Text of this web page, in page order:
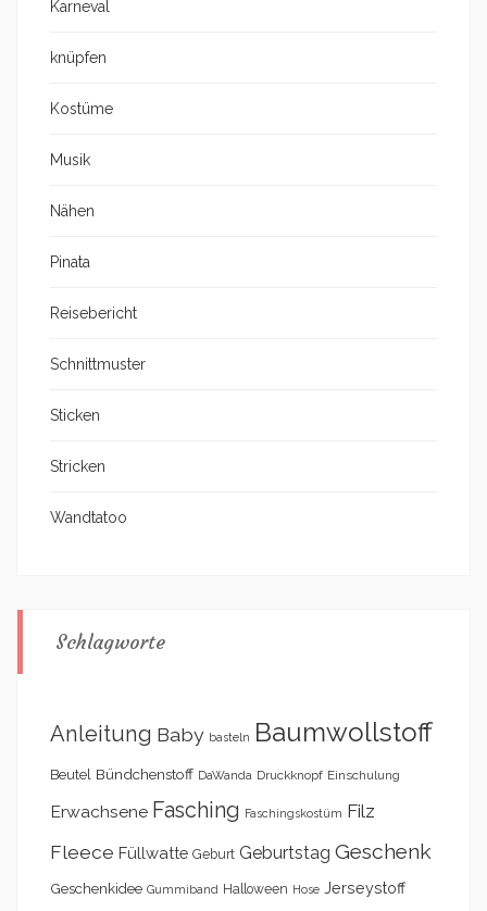
Karneval
knüpfen
Kostüme
Musik
Nähen
Pinata
Reisebericht
Schnittmuster
Sticken
Stricken
Wandtatoo
Schlagworte
Anleitung Baby basteln Baumwollstoff
Beutel Bündchenstoff DaWanda Druckknopf Einschulung
Erwachsene Fasching Faschingskostüm Filz
Fleece Füllwatte Geburt Geburtstag Geschenk
Geschenkidee Gummiband Halloween Hose Jerseystoff